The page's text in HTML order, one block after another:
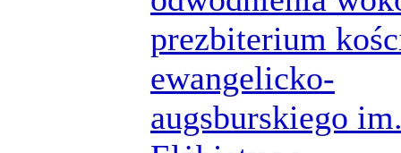
prezbiterium
ewangelicko-
augsburskiego